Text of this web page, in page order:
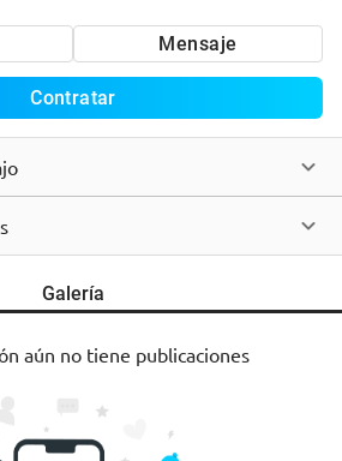
Mensaje
Contratar
Galería
aún no tiene publicaciones